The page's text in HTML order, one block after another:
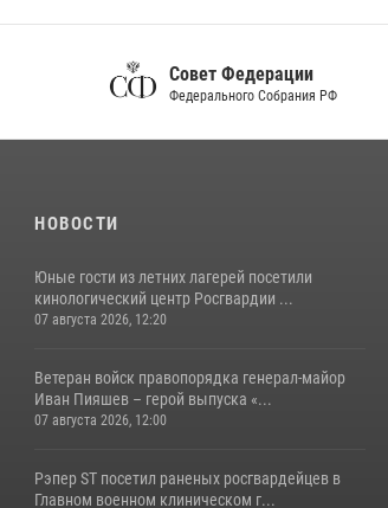
Совет Федерации
Федерального Собрания РФ
НОВОСТИ
Юные гости из летних лагерей посетили
кинологический центр Росгвардии ...
07 августа 2026, 12:20
Ветеран войск правопорядка генерал-майор
Иван Пияшев – герой выпуска «...
07 августа 2026, 12:00
Рэпер ST посетил раненых росгвардейцев в
Главном военном клиническом г...